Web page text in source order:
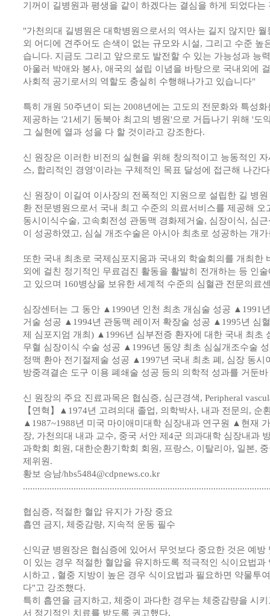
기꺼이 길병원과 평생을 같이 하겠다는 결심을 하게 되었다는
"가천의대 길병원은 대학병원으로서의 역사는 길지 않지만
외 어디에 견주어도 손색이 없는 규모와 시설, 그리고 수준 높
습니다. 지금도 그리고 앞으로도 발전할 수 있는 가능성과 능
아울러 박애와 봉사, 애국의 설립 이념을 바탕으로 국내외에
사회적 공기로서의 역할도 충실히 수행해나가고 있습니다"
특히 개원 50주년이 되는 2008년에는 고도의 전문화와 특성
제공하는 '21세기 동북아 최고의 병원'으로 거듭나기 위해 '도
그 실현에 열과 성을 다 할 것이라고 강조한다.
신 원장은 이러한 비전의 실현을 위해 창의적이고 능동적인
스, 합리적인 경영'이라는 구체적인 목표 달성에 접근해 나간
신 원장이 이길여 이사장의 전폭적인 지원으로 설립한 길 병
환 전문병원으로서 국내 최고 수준의 의료서비스를 제공해 오
동시이식수술, 고속회전성 관동맥 경화제거술, 심장이식, 심
이 성공하였고, 심실 개조수술은 아시아 최초로 성공하는 개
또한 국내 최초로 국제심포지움과 국내외 학술회의를 개최한
외에 걸친 정기적인 무료검진 활동을 활발히 전개하는 등 인
고 있으며 160병상을 보유한 세계적 수준의 심혈관 전문의료
심장센터는 그 동안 ▲1990년 인천 최초 개심술 성공 ▲1991
거술 성공 ▲1994년 관동맥 레이저 확장술 성공 ▲1995년 심
제 심포지엄 개최) ▲1996년 심부전증 환자에 대한 국내 최초
무혈 심장이식 수술 성공 ▲1996년 동양 최초 심실개조수술
정맥 환아 전기절제술 성공 ▲1997년 국내 최초 폐, 심장 동
방중격결손 도구 이용 폐쇄술 성공 등의 의학적 성과를 거둔바
신 원장의 주요 진료과목은 협심증, 심근경색, Peripheral
【연혁】▲1974년 고려의대 졸업, 의학박사, 내과 전문의, 순
▲1987~1988년 미국 마이애미대학 심장내과 연구원 ▲현재
장, 가천의대 내과 교수, 중국 서안 제4군 의과대학 심장내과
과학회 회원, 대한순환기학회 회원, 프랑스, 이탈리아, 일본,
제위원.
황보 승남/hbs5484@cdpnews.co.kr
협심증, 적절한 혈압 유지가 가장 중요
흡연 금지, 체중감량, 지속적 운동 필수
신익균 병원장은 협심증에 있어서 무엇보다 중요한 것은 예
이 있는 경우 적절한 혈압을 유지하도록 적극적인 식이요법과
시하고 , 혈중 지방이 높은 경우 식이요법과 필요하면 약물투
다"고 강조했다.
특히 흡연을 금지하고, 체중이 과다한 경우는 체중감량을 시
서 정기적인 치료를 받도록 권고했다.